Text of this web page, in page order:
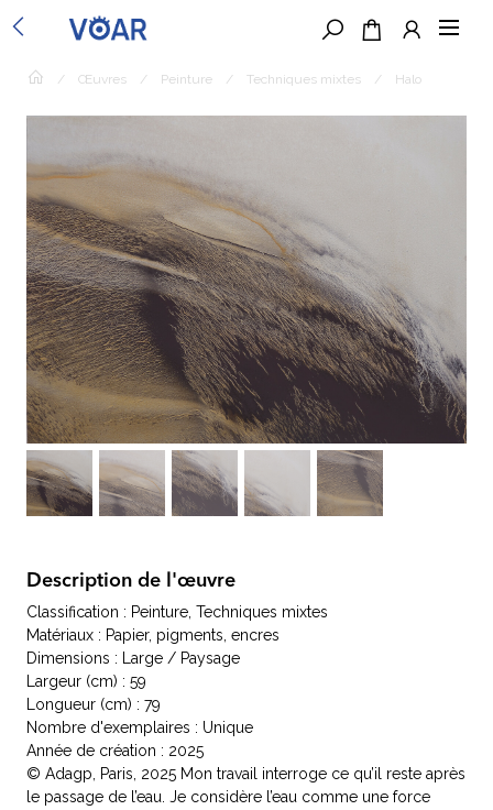
/ Œuvres / Peinture / Techniques mixtes / Halo
Description de l'œuvre
Classification : Peinture, Techniques mixtes
Matériaux : Papier, pigments, encres
Dimensions : Large / Paysage
Largeur (cm) : 59
Longueur (cm) : 79
Nombre d'exemplaires : Unique
Année de création : 2025
© Adagp, Paris, 2025 Mon travail interroge ce qu’il reste après
le passage de l’eau. Je considère l’eau comme une force